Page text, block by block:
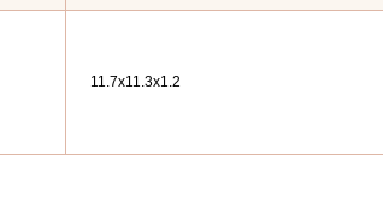
11.7x11.3x1.2